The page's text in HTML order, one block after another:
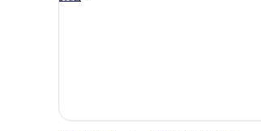
2
て
ン
台
の
表